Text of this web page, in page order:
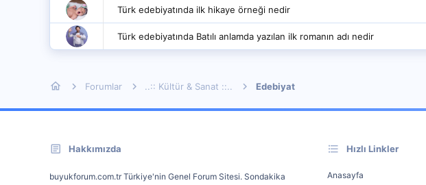
Türk edebiyatında ilk hikaye örneği nedir
Türk edebiyatında Batılı anlamda yazılan ilk romanın adı nedir
Forumlar ..:: Kültür & Sanat ::.. Edebiyat
Hakkımızda
buyukforum.com.tr Türkiye'nin Genel Forum Sitesi. Sondakika
Hızlı Linkler
Anasayfa